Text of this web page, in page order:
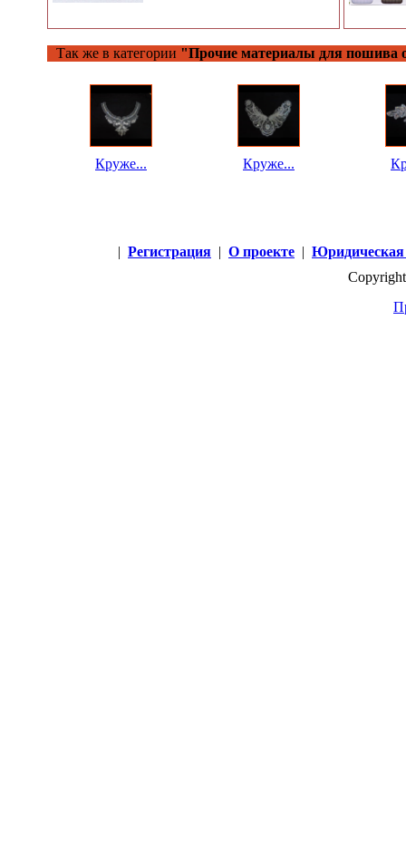
Так же в категории "Прочие материалы для пошива
Круже... Круже...
| Регистрация | О проекте |